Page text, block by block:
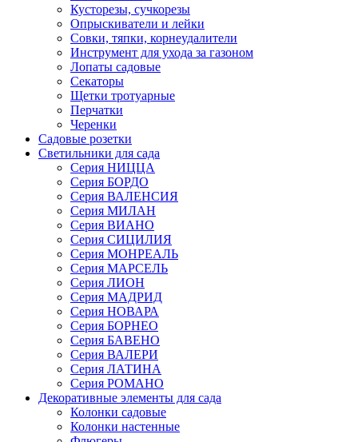
Кусторезы, сучкорезы
Опрыскиватели и лейки
Совки, тяпки, корнеудалители
Инструмент для ухода за газоном
Лопаты садовые
Секаторы
Щетки тротуарные
Перчатки
Черенки
Садовые розетки
Светильники для сада
Серия НИЦЦА
Серия БОРДО
Серия ВАЛЕНСИЯ
Серия МИЛАН
Серия ВИАНО
Серия СИЦИЛИЯ
Серия МОНРЕАЛЬ
Серия МАРСЕЛЬ
Серия ЛИОН
Серия МАДРИД
Серия НОВАРА
Серия БОРНЕО
Серия БАВЕНО
Серия ВАЛЕРИ
Серия ЛАТИНА
Серия РОМАНО
Декоративные элементы для сада
Колонки садовые
Колонки настенные